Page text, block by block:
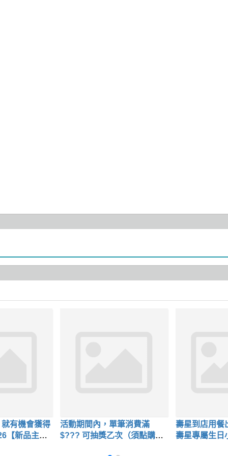
有機會獲得
【新品主餐
活動期間內，單筆消費滿
$??? 可抽獎乙次（須點購任
壽星到店用餐
壽星專屬生日